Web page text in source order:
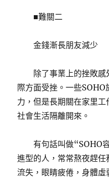
■難關二
金錢漸長朋友減少
除了事業上的挫敗感
際方面受挫。一些
力，但是長期關在家里
社會生活隔離開來。
有句話叫做“SOHO容
進型的人，常常熬夜趕
流失，眼睛疲倦，身體虛